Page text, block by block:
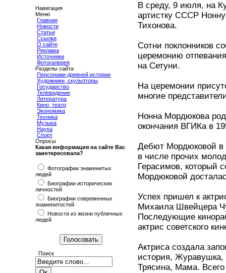
Навигация
Меню
Главная
Новости
Статьи
Ссылки
О сайте
Реклама
Источники
Фотогалерея
Разделы сайта
Персонажи древней истории
Художники, скульпторы
Государство
Телевидение
Литература
Кино, театр
Экономика
Техника
Музыка
Наука
Спорт
Опросы
Какая информация на сайте Вас
заинтересовала?
Фотографии знаменитых
людей
Биографии исторических
личностей
Биографии современных
знаменитостей
Новости из жизни публичных
людей
Поиск
В среду, 9 июля, на
артистку СССР
Тихонова.
Сотни поклонников
церемонию
на Сетуни.
На церемонии
многие
Нонна Мордюкова
окончания ВГИКа в
Дебют Мордюковой в
в числе прочих
Герасимов, который
Мордюковой
Успех пришел к
Михаила Швейцера
Последующие
актрис советского
Актриса создала
история, Журавушка,
Трясина, Мама.